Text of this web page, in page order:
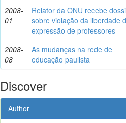
2008-
01
Relator da ONU recebe
sobre violação da liberdade
expressão de professores
2008-
08
As mudanças na rede de
educação paulista
Discover
Author